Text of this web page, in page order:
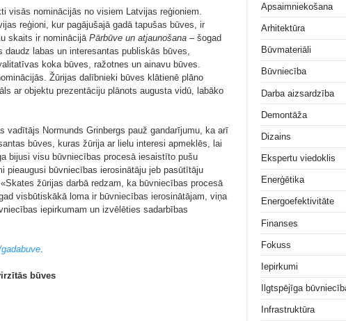
visās nominācijās no visiem Latvijas reģioniem.
reģioni, kur pagājušajā gadā tapušas būves, ir
skaits ir nominācijā Pārbūve un atjaunošana – šogad
labas un interesantas publiskās būves,
koka būves, ražotnes un ainavu būves.
Žūrijas dalībnieki būves klātienē plāno
ar objektu prezentāciju plānots augusta vidū, labāko
Normunds Grinbergs pauž gandarījumu, ka arī
būves, kuras žūrija ar lielu interesi apmeklēs, lai
bijusi visu būvniecības procesā iesaistīto pušu
pieaugusi būvniecības ierosinātāju jeb pasūtītāju
žūrijas darbā redzam, ka būvniecības procesā
visbūtiskākā loma ir būvniecības ierosinātājam, viņa
iepirkumam un izvēlēties sadarbības
.
būves
Apsaimniekošana
Arhitektūra
Būvmateriāli
Būvniecība
Darba aizsardzība
Demontāža
Dizains
Ekspertu viedoklis
Enerģētika
Energoefektivitāte
Finanses
Fokuss
Iepirkumi
Ilgtspējīga
Infrastruktūra